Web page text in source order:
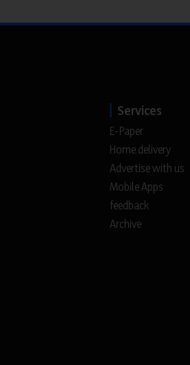
Services
E-Paper
Home delivery
Advertise with us
Mobile Apps
feedback
Archive